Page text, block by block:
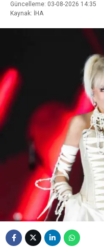
Güncelleme: 03-08-2026 14:35
Kaynak: İHA